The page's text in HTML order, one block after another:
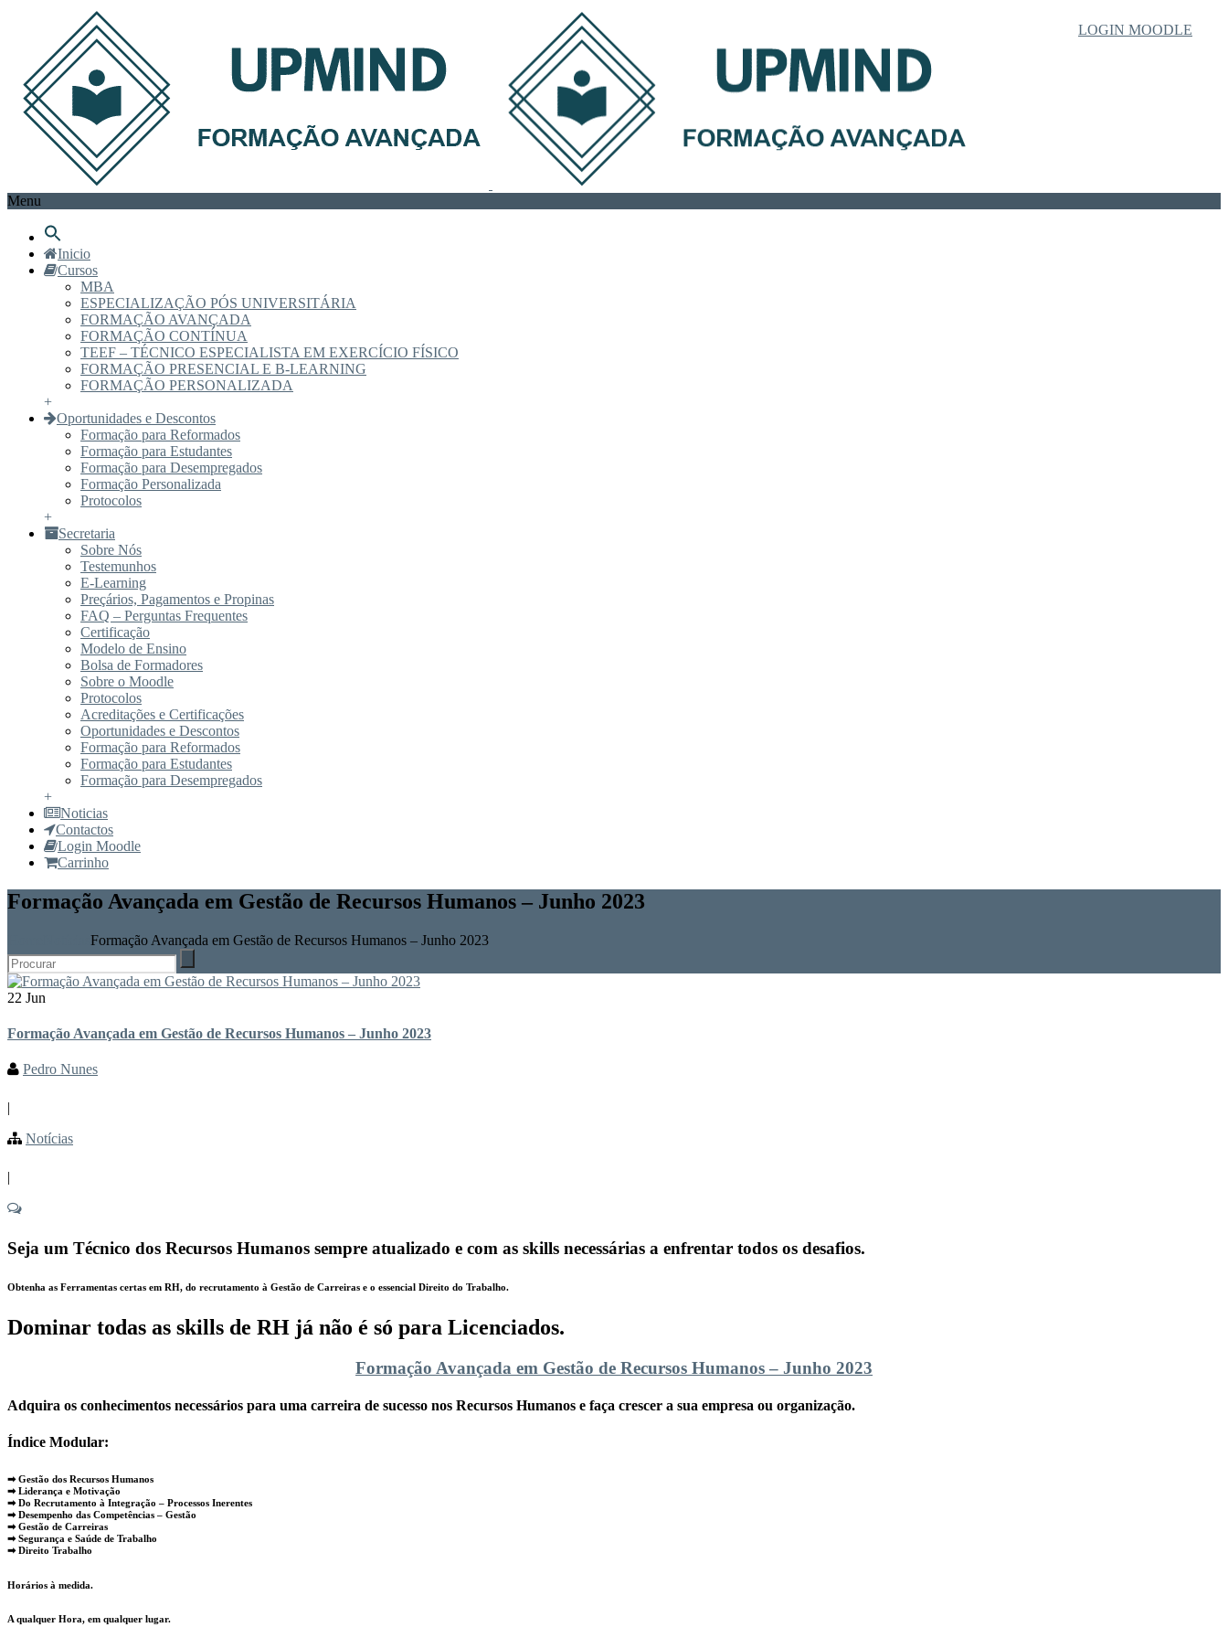
LOGIN MOODLE
Menu
Inicio
Cursos
MBA
ESPECIALIZAÇÃO PÓS UNIVERSITÁRIA
FORMAÇÃO AVANÇADA
FORMAÇÃO CONTÍNUA
TEEF – TÉCNICO ESPECIALISTA EM EXERCÍCIO FÍSICO
FORMAÇÃO PRESENCIAL E B-LEARNING
FORMAÇÃO PERSONALIZADA
+
Oportunidades e Descontos
Formação para Reformados
Formação para Estudantes
Formação para Desempregados
Formação Personalizada
Protocolos
+
Secretaria
Sobre Nós
Testemunhos
E-Learning
Preçários, Pagamentos e Propinas
FAQ – Perguntas Frequentes
Certificação
Modelo de Ensino
Bolsa de Formadores
Sobre o Moodle
Protocolos
Acreditações e Certificações
Oportunidades e Descontos
Formação para Reformados
Formação para Estudantes
Formação para Desempregados
+
Noticias
Contactos
Login Moodle
Carrinho
Formação Avançada em Gestão de Recursos Humanos – Junho 2023
Formação Avançada em Gestão de Recursos Humanos – Junho 2023
22 Jun
Formação Avançada em Gestão de Recursos Humanos – Junho 2023
Pedro Nunes
|
Notícias
|
Seja um Técnico dos Recursos Humanos sempre atualizado e com as skills necessárias a enfrentar todos os desafios.
Obtenha as Ferramentas certas em RH, do recrutamento à Gestão de Carreiras e o essencial Direito do Trabalho.
Dominar todas as skills de RH já não é só para Licenciados.
Formação Avançada em Gestão de Recursos Humanos – Junho 2023
Adquira os conhecimentos necessários para uma carreira de sucesso nos Recursos Humanos e faça crescer a sua empresa ou organização.
Índice Modular:
➡ Gestão dos Recursos Humanos
➡ Liderança e Motivação
➡ Do Recrutamento à Integração – Processos Inerentes
➡ Desempenho das Competências – Gestão
➡ Gestão de Carreiras
➡ Segurança e Saúde de Trabalho
➡ Direito Trabalho
Horários à medida.
A qualquer Hora, em qualquer lugar.